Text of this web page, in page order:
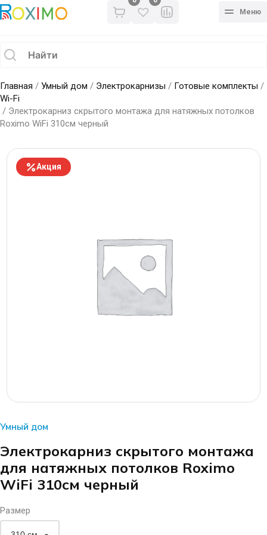
Меню
Главная / Умный дом / Электрокарнизы / Готовые комплекты /
Wi-Fi
/ Электрокарниз скрытого монтажа для натяжных потолков
Roximo WiFi 310см черный
Акция
Умный дом
Электрокарниз скрытого монтажа
для натяжных потолков Roximo
WiFi 310см черный
Размер